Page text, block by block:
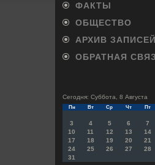
ФАКТЫ
ОБЩЕСТВО
АРХИВ ЗАПИСЕЙ
ОБРАТНАЯ
Сегодня: Суббота, 8 Августа
Пн Вт Ср Чт Пт
3
4 5 6 7
10
11 12 13 14
17
18 19 20 21
24
25 26 27 28
31